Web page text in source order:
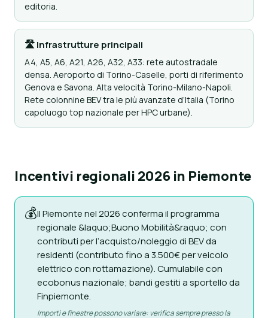
editoria.
🛣 Infrastrutture principali
A4, A5, A6, A21, A26, A32, A33: rete autostradale
densa. Aeroporto di Torino-Caselle, porti di riferimento
Genova e Savona. Alta velocità Torino-Milano-Napoli.
Rete colonnine BEV tra le più avanzate d’Italia (Torino
capoluogo top nazionale per HPC urbane).
Incentivi regionali 2026 in Piemonte
💰Il Piemonte nel 2026 conferma il programma
regionale &laquo;Buono Mobilità&raquo; con
contributi per l’acquisto/noleggio di BEV da
residenti (contributo fino a 3.500€ per veicolo
elettrico con rottamazione). Cumulabile con
ecobonus nazionale; bandi gestiti a sportello da
Finpiemonte.
Importi e finestre possono variare: verifica sempre presso la